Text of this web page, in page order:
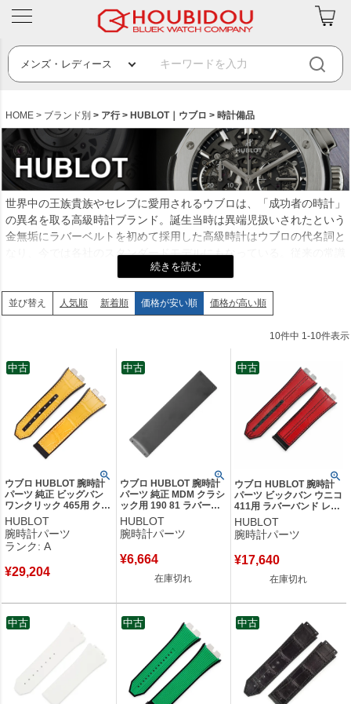
HOME ブランド別 ア行 HUBLOT｜ウブロ 時計備品
世界中の王族貴族やセレブに愛用されるウブロは、「成功者の時計」
の異名を取る高級時計ブランド。誕生当時は異端児扱いされたという
金無垢にラバーベルトを初めて採用した高級時計はウブロの代名詞と
なり、今では各社のスタンダードモデルにもなっている。従来の常識
を覆す革新性を追求して「異なる素材とアイデアの融合」をコンセプ
ち破る。「確立されたコードから離れること、踏み固められた道では
なく新しい道を進むこと」をモットーに革新的なアーティストとのコ
ラボや限定モデルも数多く発表。今後もますます目の離せないブラン
創業年：1979年
発祥地：スイス ニヨン
創業者：カルロ・クロッコ
並び替え 人気順 新着順 価格が安い順 価格が高い順
10件中 1-10件表示
ウブロ HUBLOT 腕時計
パーツ 純正 ビッグバン
ワンクリック 465用 クロ
コ×ラバーバンド クロコ
ダイル ラバー イエロー
ベルト ストラップ 替え
24mm 黄 イエロー 【中
HUBLOT
腕時計パーツ
ランク: A
¥29,204
中古
ウブロ HUBLOT 腕時計
パーツ 純正 MDM クラシ
ック用 190 81 ラバーバ
ンド ラバー ブラック 替
え ベルト ストラップ 予
備 交換 スペア 20mm ブ
HUBLOT
腕時計パーツ
¥6,664
在庫切れ
中古
ウブロ HUBLOT 腕時計
パーツ ビックバン ウニコ
411用 ラバーバンド レザ
ー ラバー ブラック 純正
替え ベルト ストラップ
28mm 赤 黒 レッド ブラ
HUBLOT
腕時計パーツ
¥17,640
在庫切れ
中古
中古 中古 中古